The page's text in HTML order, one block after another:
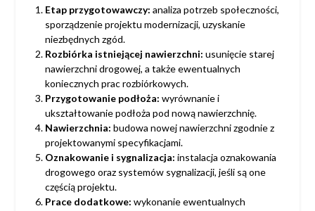
Etap przygotowawczy: analiza potrzeb społeczności,
sporządzenie projektu modernizacji, uzyskanie
niezbędnych zgód.
Rozbiórka istniejącej nawierzchni: usunięcie starej
nawierzchni drogowej, a także ewentualnych
koniecznych prac rozbiórkowych.
Przygotowanie podłoża: wyrównanie i
ukształtowanie podłoża pod nową nawierzchnię.
Nawierzchnia: budowa nowej nawierzchni zgodnie z
projektowanymi specyfikacjami.
Oznakowanie i sygnalizacja: instalacja oznakowania
drogowego oraz systemów sygnalizacji, jeśli są one
częścią projektu.
Prace dodatkowe: wykonanie ewentualnych